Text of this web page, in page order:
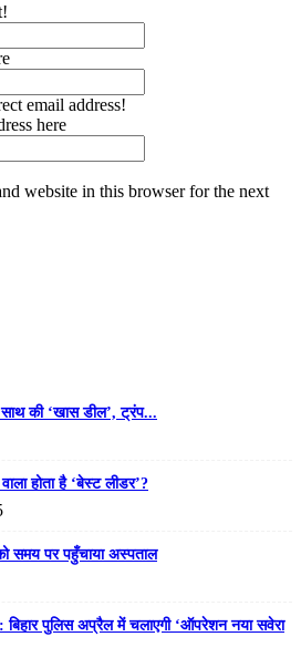
email address!
here
website in this browser for the next
की ‘खास डील’, ट्रंप...
होता है ‘बेस्ट लीडर’?
समय पर पहुँचाया अस्पताल
पुलिस अप्रैल में चलाएगी ‘ऑपरेशन नया सवेरा